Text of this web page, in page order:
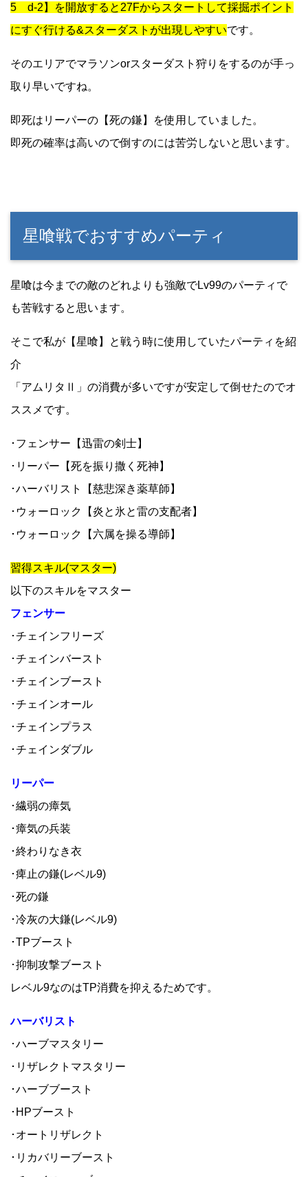
5 d-2】を開放すると27Fからスタートして採掘ポイント
にすぐ行ける&スターダストが出現しやすいです。
そのエリアでマラソンorスターダスト狩りをするのが手っ
取り早いですね。
即死はリーパーの【死の鎌】を使用していました。
即死の確率は高いので倒すのには苦労しないと思います。
星喰戦でおすすめパーティ
星喰は今までの敵のどれよりも強敵でLv99のパーティで
も苦戦すると思います。
そこで私が【星喰】と戦う時に使用していたパーティを紹
介
「アムリタⅡ」の消費が多いですが安定して倒せたのでオ
ススメです。
･フェンサー【迅雷の剣士】
･リーパー【死を振り撒く死神】
･ハーバリスト【慈悲深き薬草師】
･ウォーロック【炎と氷と雷の支配者】
･ウォーロック【六属を操る導師】
習得スキル(マスター)
以下のスキルをマスター
フェンサー
･チェインフリーズ
･チェインバースト
･チェインブースト
･チェインオール
･チェインプラス
･チェインダブル
リーパー
･繊弱の瘴気
･瘴気の兵装
･終わりなき衣
･痺止の鎌(レベル9)
･死の鎌
･冷灰の大鎌(レベル9)
･TPブースト
･抑制攻撃ブースト
レベル9なのはTP消費を抑えるためです。
ハーバリスト
･ハーブマスタリー
･リザレクトマスタリー
･ハーブブースト
･HPブースト
･オートリザレクト
･リカバリーブースト